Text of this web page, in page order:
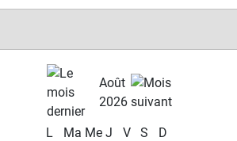
Août
2026
L Ma Me J V S
D